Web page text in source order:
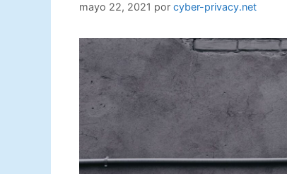
mayo 22, 2021 por cyber-privacy.net